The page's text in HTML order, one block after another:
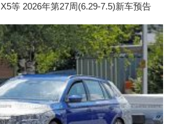
等 2026年第27周(6.29-7.5)新车预告